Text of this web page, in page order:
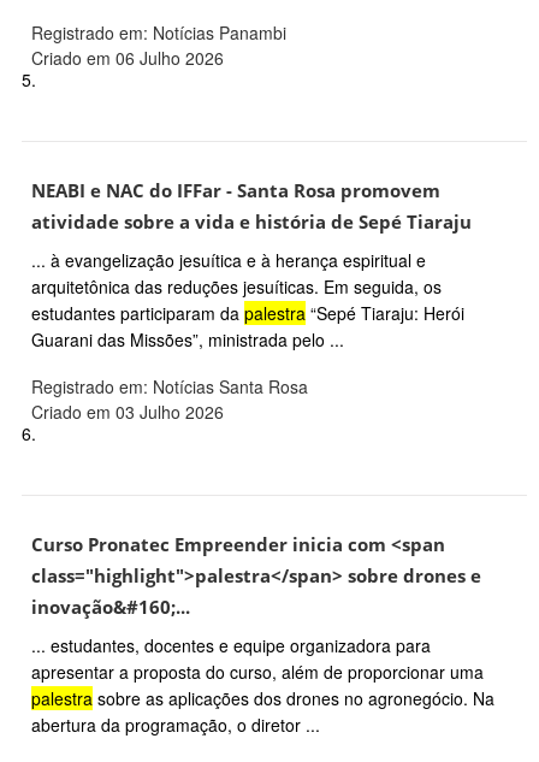
Registrado em: Notícias Panambi
Criado em 06 Julho 2026
5.
NEABI e NAC do IFFar - Santa Rosa promovem
atividade sobre a vida e história de Sepé Tiaraju
... à evangelização jesuítica e à herança espiritual e
arquitetônica das reduções jesuíticas. Em seguida, os
estudantes participaram da palestra “Sepé Tiaraju: Herói
Guarani das Missões”, ministrada pelo ...
Registrado em: Notícias Santa Rosa
Criado em 03 Julho 2026
6.
Curso Pronatec Empreender inicia com <span
class="highlight">palestra</span> sobre drones e
inovação&#160;...
... estudantes, docentes e equipe organizadora para
apresentar a proposta do curso, além de proporcionar uma
palestra sobre as aplicações dos drones no agronegócio. Na
abertura da programação, o diretor ...